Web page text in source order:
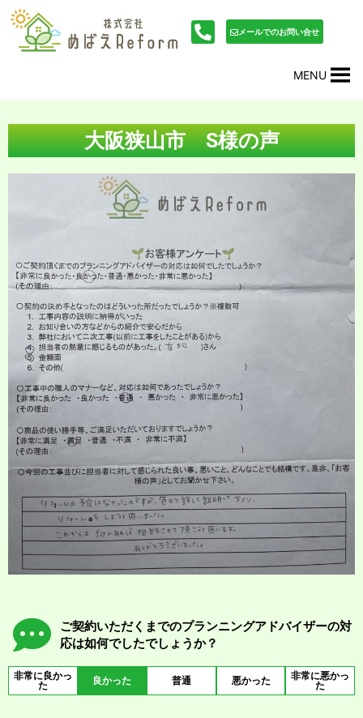
メールでのお問い合せ
MENU
大阪狭山市 S様の声
ご契約いただくまでのプランニングアドバイザーの対
応は如何でしたでしょうか？
非常に良かっ
た
良かった 普通 悪かった
非常に悪かっ
た
ョ
ン